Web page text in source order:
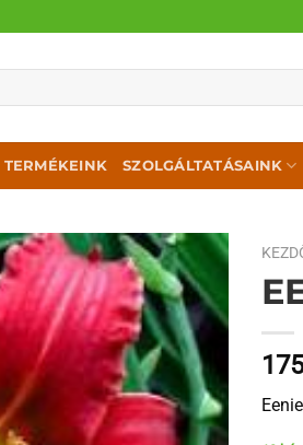
TERMÉKEINK SZOLGÁLTATÁSAINK